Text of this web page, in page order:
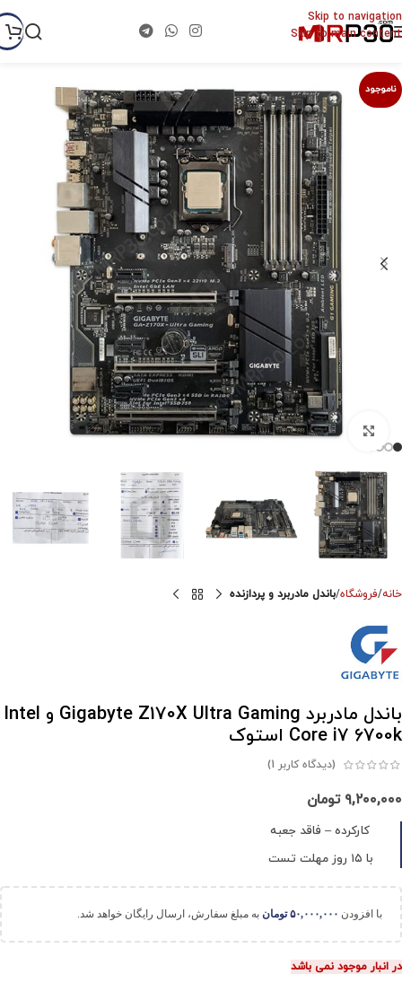
Skip to navigation
Skip to main content
ناموجود
برای بزرگنمایی کلیک کنید
خانه فروشگاه باندل مادربرد و پردازنده
باندل مادربرد Gigabyte Z170X Ultra Gaming و Intel
Core i7 6700k استوک
(دیدگاه کاربر 1
)
۹,۲۰۰,۰۰۰ تومان
کارکرده – فاقد جعبه
با ۱۵ روز مهلت تست
با افزودن ۵۰,۰۰۰,۰۰۰ تومان به مبلغ سفارش، ارسال رایگان خواهد شد.
در انبار موجود نمی باشد